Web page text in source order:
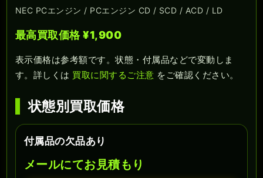
NEC PCエンジン / PCエンジン CD / SCD / ACD / LD
最高買取価格 ¥1,900
表示価格は参考額です。状態・付属品などで変動しま
す。詳しくは 買取に関するご注意 をご確認ください。
状態別買取価格
付属品の欠品あり
メールにてお見積もり